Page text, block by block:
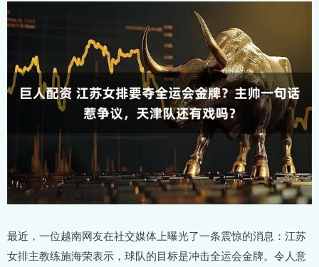
最近，一位越南网友在社交媒体上曝光了一条震惊的消息：江苏
女排主教练施海荣表示，球队的目标是冲击全运会金牌。令人意